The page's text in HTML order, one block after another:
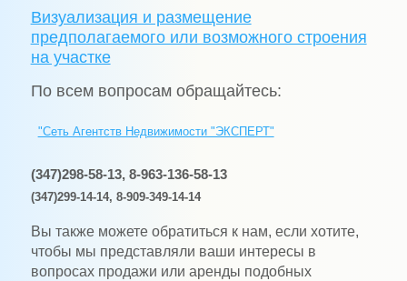
Визуализация и размещение
предполагаемого или возможного строения
на участке
По всем вопросам обращайтесь:
"Сеть Агентств Недвижимости "ЭКСПЕРТ"
(347)298-58-13, 8-963-136-58-13
(347)299-14-14, 8-909-349-14-14
Вы также можете обратиться к нам, если хотите,
чтобы мы представляли ваши интересы в
вопросах продажи или аренды подобных